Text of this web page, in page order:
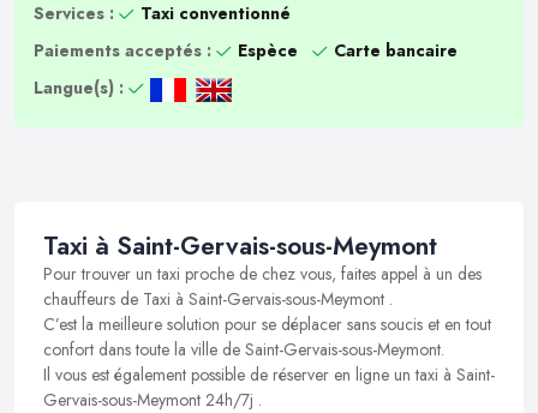
Services :
Taxi conventionné
Paiements acceptés :
Espèce
Carte bancaire
Langue(s) :
Taxi à Saint-Gervais-sous-Meymont
Pour trouver un taxi proche de chez vous, faites appel à un des
chauffeurs de Taxi à Saint-Gervais-sous-Meymont .
C’est la meilleure solution pour se déplacer sans soucis et en tout
confort dans toute la ville de Saint-Gervais-sous-Meymont.
Il vous est également possible de réserver en ligne un taxi à Saint-
Gervais-sous-Meymont 24h/7j .